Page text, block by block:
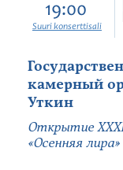
19:00
Suuri konserttisali
камерный
Уткин
Открытие
«Осенняя лира»